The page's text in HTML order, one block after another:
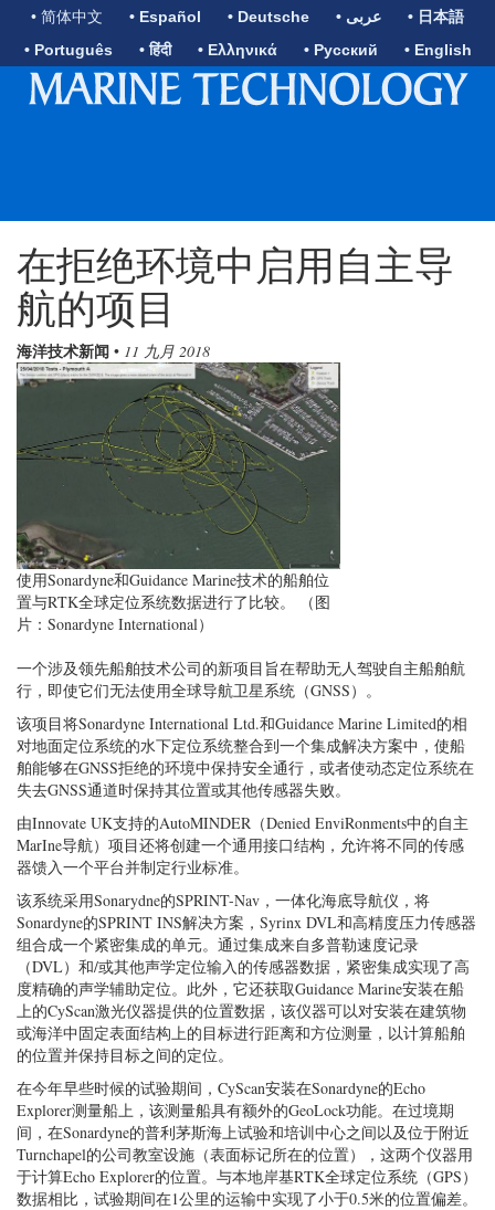
• 简体中文 • Español • Deutsche • عربى
• 日本語
• Português
• हिंदी • Ελληνικά • Русский • English
在拒绝环境中启用自主导
航的项目
海洋技术新闻 • 11 九月 2018
使用Sonardyne和Guidance Marine技术的船舶位
置与RTK全球定位系统数据进行了比较。 （图
片：Sonardyne International）
一个涉及领先船舶技术公司的新项目旨在帮助无人驾驶自主船舶航
行，即使它们无法使用全球导航卫星系统（GNSS）。
该项目将Sonardyne International Ltd.和Guidance Marine Limited的相
对地面定位系统的水下定位系统整合到一个集成解决方案中，使船
舶能够在GNSS拒绝的环境中保持安全通行，或者使动态定位系统在
失去GNSS通道时保持其位置或其他传感器失败。
由Innovate UK支持的AutoMINDER（Denied EnviRonments中的自主
MarIne导航）项目还将创建一个通用接口结构，允许将不同的传感
器馈入一个平台并制定行业标准。
该系统采用Sonarydne的SPRINT-Nav，一体化海底导航仪，将
Sonardyne的SPRINT INS解决方案，Syrinx DVL和高精度压力传感器
组合成一个紧密集成的单元。通过集成来自多普勒速度记录
（DVL）和/或其他声学定位输入的传感器数据，紧密集成实现了高
度精确的声学辅助定位。此外，它还获取Guidance Marine安装在船
上的CyScan激光仪器提供的位置数据，该仪器可以对安装在建筑物
或海洋中固定表面结构上的目标进行距离和方位测量，以计算船舶
的位置并保持目标之间的定位。
在今年早些时候的试验期间，CyScan安装在Sonardyne的Echo
Explorer测量船上，该测量船具有额外的GeoLock功能。在过境期
间，在Sonardyne的普利茅斯海上试验和培训中心之间以及位于附近
Turnchapel的公司教室设施（表面标记所在的位置），这两个仪器用
于计算Echo Explorer的位置。与本地岸基RTK全球定位系统（GPS）
数据相比，试验期间在1公里的运输中实现了小于0.5米的位置偏差。